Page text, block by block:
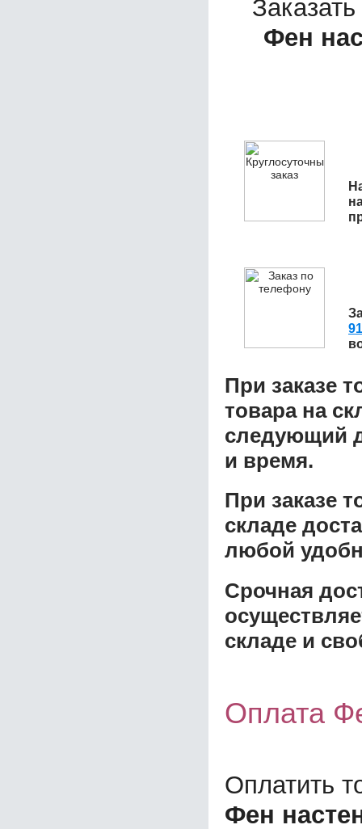
Фен
При заказе
товара на
следующий
и время.
При заказе
складе
любой
Срочная
складе и
Оплата
Оплатить
Фен